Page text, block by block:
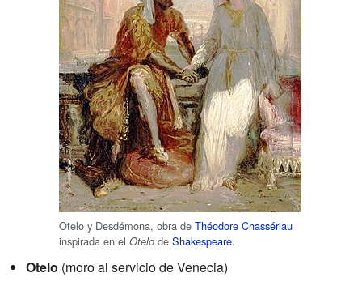
Otelo y Desdémona, obra de Théodore Chassériau
inspirada en el Otelo de Shakespeare.
Otelo (moro al servicio de Venecia)